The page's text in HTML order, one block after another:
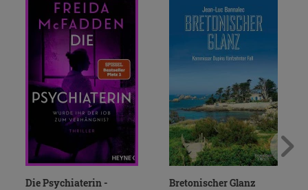
Die Psychiaterin -
Bretonischer Glanz